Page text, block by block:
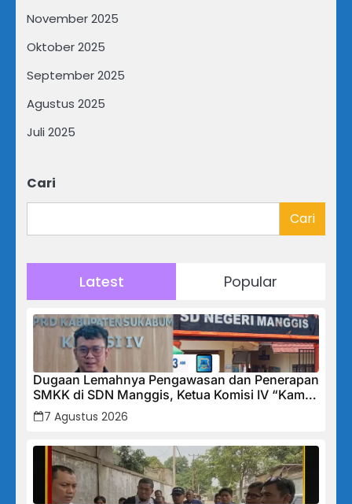
November 2025
Oktober 2025
September 2025
Agustus 2025
Juli 2025
Cari
Cari
Latest Popular
Dugaan Lemahnya Pengawasan dan Penerapan
SMKK di SDN Manggis, Ketua Komisi IV “Kami
Tidak Akan Segan Menindak”
7 Agustus 2026